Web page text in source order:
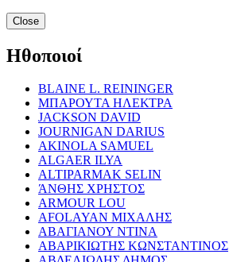
Close
Ηθοποιοί
BLAINE L. REININGER
ΜΠΑΡΟΥΤΑ ΗΛΕΚΤΡΑ
JACKSON DAVID
JOURNIGAN DARIUS
AKINOLA SAMUEL
ALGAER ILYA
ALTIPARMAK SELIN
ΆΝΘΗΣ ΧΡΗΣΤΟΣ
ARMOUR LOU
AFOLAYAN ΜΙΧΑΛΗΣ
ΑΒΑΓΙΑΝΟΥ ΝΤΙΝΑ
ΑΒΑΡΙΚΙΩΤΗΣ ΚΩΝΣΤΑΝΤΙΝΟΣ